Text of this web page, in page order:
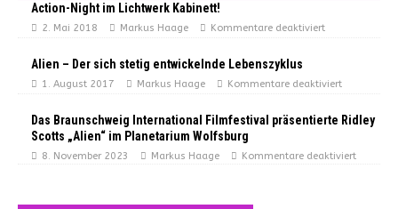
Action-Night im Lichtwerk Kabinett!
2. Mai 2018 Markus Haage Kommentare deaktiviert
Alien – Der sich stetig entwickelnde Lebenszyklus
1. August 2017 Markus Haage Kommentare deaktiviert
Das Braunschweig International Filmfestival präsentierte Ridley
Scotts „Alien“ im Planetarium Wolfsburg
8. November 2023 Markus Haage Kommentare deaktiviert